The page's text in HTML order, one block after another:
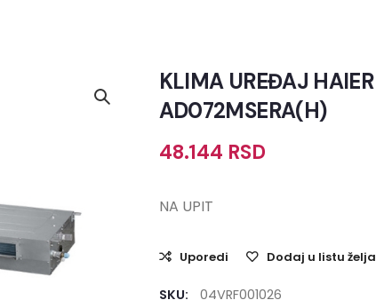
KLIMA UREĐAJ HAIER
AD072MSERA(H)
48.144 RSD
NA UPIT
Uporedi Dodaj u listu želja
SKU:
04VRF001026